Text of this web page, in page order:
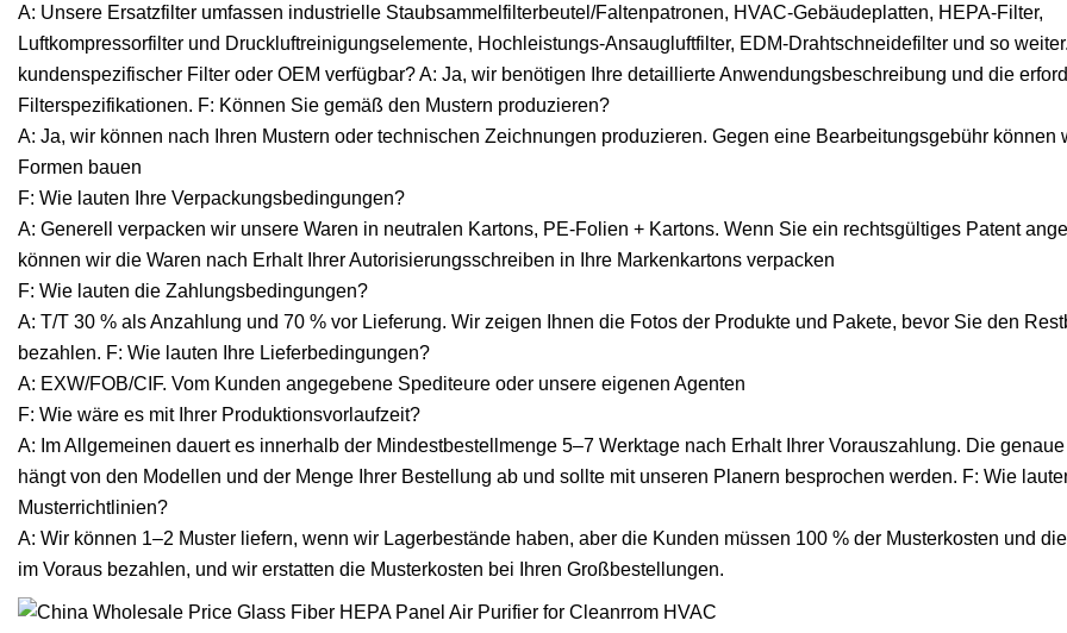
A: Unsere Ersatzfilter umfassen industrielle Staubsammelfilterbeutel/Faltenpatronen, HVAC-Gebäudeplatten, HEPA-Filter,
Luftkompressorfilter und Druckluftreinigungselemente, Hochleistungs-Ansaugluftfilter, EDM-Drahtschneidefilter und so
kundenspezifischer Filter oder OEM verfügbar? A: Ja, wir benötigen Ihre detaillierte Anwendungsbeschreibung und die
Filterspezifikationen. F: Können Sie gemäß den Mustern produzieren?
A: Ja, wir können nach Ihren Mustern oder technischen Zeichnungen produzieren. Gegen eine Bearbeitungsgebühr können
Formen bauen
F: Wie lauten Ihre Verpackungsbedingungen?
A: Generell verpacken wir unsere Waren in neutralen Kartons, PE-Folien + Kartons. Wenn Sie ein rechtsgültiges Patent
können wir die Waren nach Erhalt Ihrer Autorisierungsschreiben in Ihre Markenkartons verpacken
F: Wie lauten die Zahlungsbedingungen?
A: T/T 30 % als Anzahlung und 70 % vor Lieferung. Wir zeigen Ihnen die Fotos der Produkte und Pakete, bevor Sie den
bezahlen. F: Wie lauten Ihre Lieferbedingungen?
A: EXW/FOB/CIF. Vom Kunden angegebene Spediteure oder unsere eigenen Agenten
F: Wie wäre es mit Ihrer Produktionsvorlaufzeit?
A: Im Allgemeinen dauert es innerhalb der Mindestbestellmenge 5–7 Werktage nach Erhalt Ihrer Vorauszahlung. Die
hängt von den Modellen und der Menge Ihrer Bestellung ab und sollte mit unseren Planern besprochen werden. F: Wie
Musterrichtlinien?
A: Wir können 1–2 Muster liefern, wenn wir Lagerbestände haben, aber die Kunden müssen 100 % der Musterkosten und
im Voraus bezahlen, und wir erstatten die Musterkosten bei Ihren Großbestellungen.